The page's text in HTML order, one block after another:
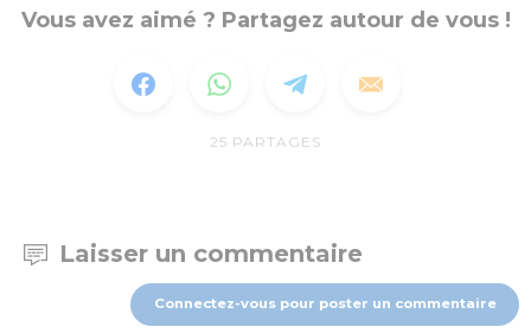
Vous avez aimé ? Partagez autour de vous !
25 PARTAGES
Laisser un commentaire
Connectez-vous pour poster un commentaire